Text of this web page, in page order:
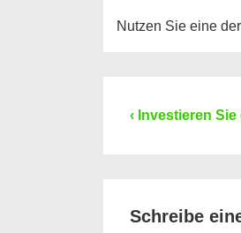
Nutzen Sie eine
Previous
‹ Investieren Sie
Schreibe